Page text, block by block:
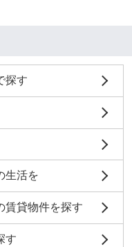
探す
生活を
賃貸物件を探す
す